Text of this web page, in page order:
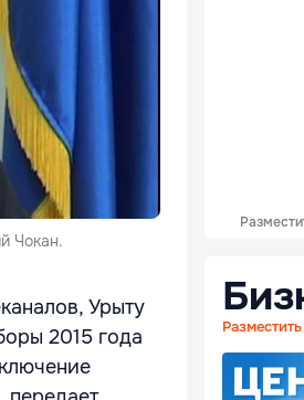
Чокан.
Урыту
2015 года